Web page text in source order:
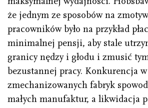
że jednym ze sposobów na
pracowników było na przykład
minimalnej pensji, aby stale
granicy nędzy i głodu i zmusić
bezustannej pracy. Konkurencja
zmechanizowanych fabryk
małych manufaktur, a likwidacja